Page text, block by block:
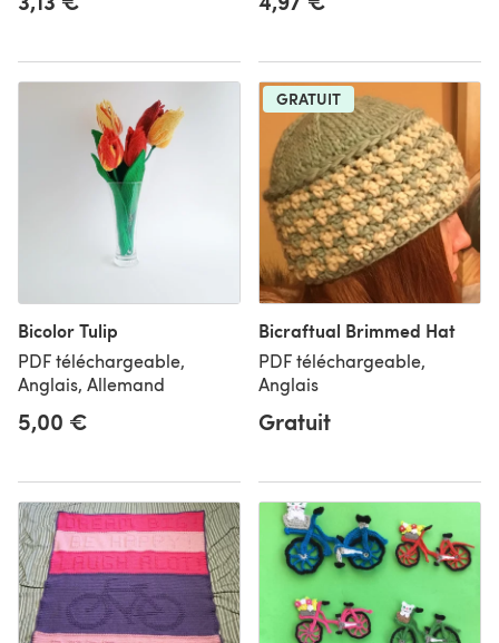
Bicolor Tulip
PDF téléchargeable,
Anglais, Allemand
5,00 €
GRATUIT
Bicraftual Brimmed Hat
PDF téléchargeable,
Anglais
Gratuit